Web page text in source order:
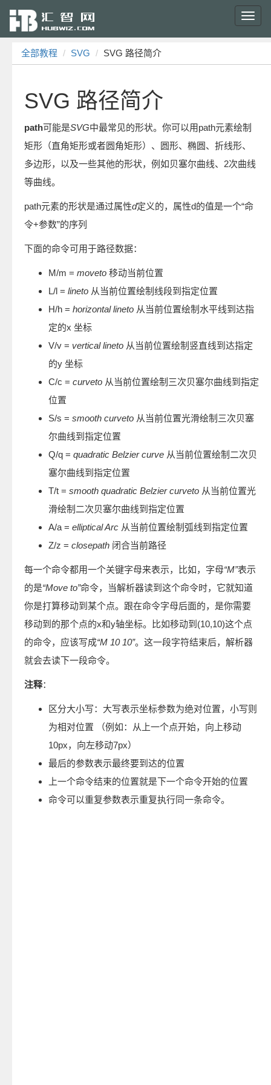
全部教程 SVG SVG 路径简介
SVG 路径简介
path可能是SVG中最常见的形状。你可以用path元素绘制
矩形（直角矩形或者圆角矩形）、圆形、椭圆、折线形、
多边形，以及一些其他的形状，例如贝塞尔曲线、2次曲线
等曲线。
path元素的形状是通过属性d定义的，属性d的值是一个“命
令+参数”的序列
下面的命令可用于路径数据：
M/m = moveto 移动当前位置
L/l = lineto 从当前位置绘制线段到指定位置
H/h = horizontal lineto 从当前位置绘制水平线到达指
定的x 坐标
V/v = vertical lineto 从当前位置绘制竖直线到达指定
的y 坐标
C/c = curveto 从当前位置绘制三次贝塞尔曲线到指定
位置
S/s = smooth curveto 从当前位置光滑绘制三次贝塞
尔曲线到指定位置
Q/q = quadratic Belzier curve 从当前位置绘制二次贝
塞尔曲线到指定位置
T/t = smooth quadratic Belzier curveto 从当前位置光
滑绘制二次贝塞尔曲线到指定位置
A/a = elliptical Arc 从当前位置绘制弧线到指定位置
Z/z = closepath 闭合当前路径
每一个命令都用一个关键字母来表示，比如，字母“M”表示
的是“Move to”命令，当解析器读到这个命令时，它就知道
你是打算移动到某个点。跟在命令字母后面的，是你需要
移动到的那个点的x和y轴坐标。比如移动到(10,10)这个点
的命令，应该写成“M 10 10”。这一段字符结束后，解析器
就会去读下一段命令。
注释：
区分大小写：大写表示坐标参数为绝对位置，小写则
为相对位置 （例如：从上一个点开始，向上移动
10px，向左移动7px）
最后的参数表示最终要到达的位置
上一个命令结束的位置就是下一个命令开始的位置
命令可以重复参数表示重复执行同一条命令。